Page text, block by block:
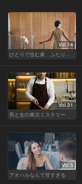
Vol.14
ひとりで住む家、ふたりで棲む家
Vol.31
男と女の東京ミステリー
Vol.5
アオハルなんて甘すぎる